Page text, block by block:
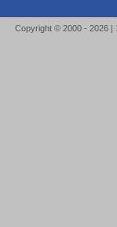
Copyright © 2000 - 2026 |